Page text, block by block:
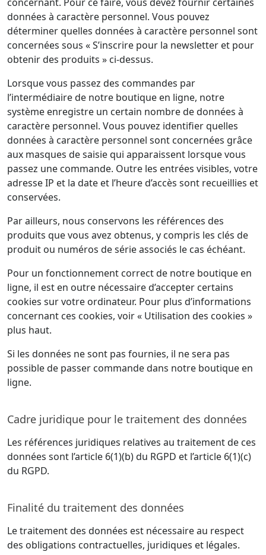
données à caractère personnel. Vous pouvez
déterminer quelles données à caractère personnel sont
concernées sous « S’inscrire pour la newsletter et pour
obtenir des produits » ci-dessus.
Lorsque vous passez des commandes par
l’intermédiaire de notre boutique en ligne, notre
système enregistre un certain nombre de données à
caractère personnel. Vous pouvez identifier quelles
données à caractère personnel sont concernées grâce
aux masques de saisie qui apparaissent lorsque vous
passez une commande. Outre les entrées visibles, votre
adresse IP et la date et l’heure d’accès sont recueillies et
conservées.
Par ailleurs, nous conservons les références des
produits que vous avez obtenus, y compris les clés de
produit ou numéros de série associés le cas échéant.
Pour un fonctionnement correct de notre boutique en
ligne, il est en outre nécessaire d’accepter certains
cookies sur votre ordinateur. Pour plus d’informations
concernant ces cookies, voir « Utilisation des cookies »
plus haut.
Si les données ne sont pas fournies, il ne sera pas
possible de passer commande dans notre boutique en
ligne.
Cadre juridique pour le traitement des données
Les références juridiques relatives au traitement de ces
données sont l’article 6(1)(b) du RGPD et l’article 6(1)(c)
du RGPD.
Finalité du traitement des données
Le traitement des données est nécessaire au respect
des obligations contractuelles, juridiques et légales.